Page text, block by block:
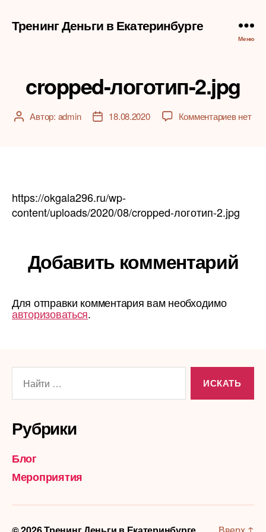
Тренинг Деньги в Екатеринбурге
Меню
cropped-логотип-2.jpg
АвторАвтор: admin
Дата18.08.2020 Комментариевк
нет
https://okgala296.ru/wp-
content/uploads/2020/08/cropped-логотип-2.jpg
Добавить комментарий
Для отправки комментария вам необходимо
авторизоваться.
Рубрики
Блог
Мероприятия